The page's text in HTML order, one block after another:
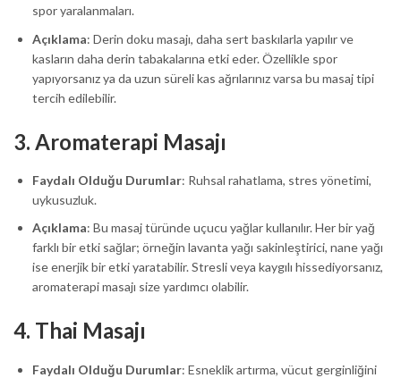
spor yaralanmaları.
Açıklama: Derin doku masajı, daha sert baskılarla yapılır ve
kasların daha derin tabakalarına etki eder. Özellikle spor
yapıyorsanız ya da uzun süreli kas ağrılarınız varsa bu masaj tipi
tercih edilebilir.
3. Aromaterapi Masajı
Faydalı Olduğu Durumlar: Ruhsal rahatlama, stres yönetimi,
uykusuzluk.
Açıklama: Bu masaj türünde uçucu yağlar kullanılır. Her bir yağ
farklı bir etki sağlar; örneğin lavanta yağı sakinleştirici, nane yağı
ise enerjik bir etki yaratabilir. Stresli veya kaygılı hissediyorsanız,
aromaterapi masajı size yardımcı olabilir.
4. Thai Masajı
Faydalı Olduğu Durumlar: Esneklik artırma, vücut gerginliğini